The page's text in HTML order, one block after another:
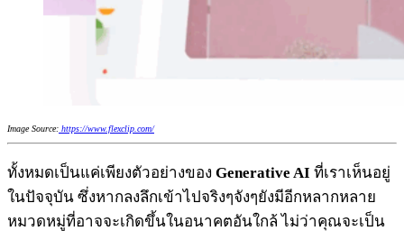
Image Source: https://www.flexclip.com/
ทั้งหมดเป็นแค่เพียงตัวอย่างของ Generative AI ที่เราเห็นอยู่
ในปัจจุบัน ซึ่งหากลงลึกเข้าไปจริงๆจังๆยังมีอีกหลากหลาย
หมวดหมู่ที่อาจจะเกิดขึ้นในอนาคตอันใกล้ ไม่ว่าคุณจะเป็น